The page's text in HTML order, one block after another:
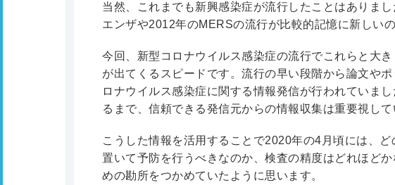
当然、これまでも新興感染症が流行したことはありま
エンザや2012年のMERSの流行が比較的記憶に新しい
今回、新型コロナウイルス感染症の流行でこれらと大
が出てくるスピードです。流行の早い段階から論文や
ロナウイルス感染症に関する情報発信が行われていま
るまで、信頼できる発信元からの情報収集は重要視して
こうした情報を活用することで2020年の4月頃には、
置いて予防を行うべきなのか、検査の精度はどれほど
めの勘所をつかめていたように思います。